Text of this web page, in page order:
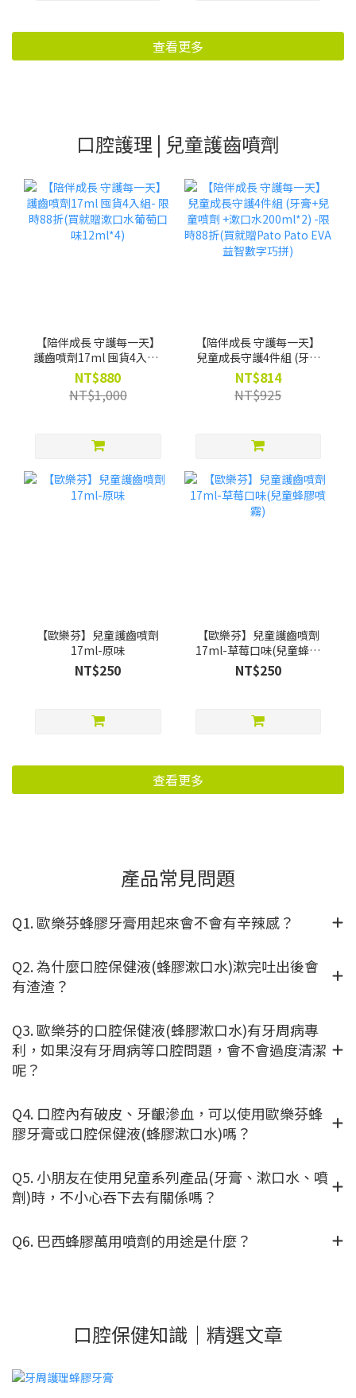
查看更多
口腔護理 | 兒童護齒噴劑
【陪伴成長 守護每一天】
護齒噴劑17ml 囤貨4入組-
限時88折(買就贈漱口水葡
萄口味12ml*4)
NT$880
NT$1,000
【陪伴成長 守護每一天】
兒童成長守護4件組 (牙膏
+兒童噴劑 +漱口水
200ml*2) -限時88折(買就
贈Pato Pato EVA益智數字
NT$814
NT$925
【歐樂芬】兒童護齒噴劑
17ml-原味
NT$250
【歐樂芬】兒童護齒噴劑
17ml-草莓口味(兒童蜂膠
噴霧)
NT$250
查看更多
產品常見問題
Q1. 歐樂芬蜂膠牙膏用起來會不會有辛辣感？
Q2. 為什麼口腔保健液(蜂膠漱口水)漱完吐出後會
有渣渣？
Q3. 歐樂芬的口腔保健液(蜂膠漱口水)有牙周病專
利，如果沒有牙周病等口腔問題，會不會過度清潔
呢？
Q4. 口腔內有破皮、牙齦滲血，可以使用歐樂芬蜂
膠牙膏或口腔保健液(蜂膠漱口水)嗎？
Q5. 小朋友在使用兒童系列產品(牙膏、漱口水、噴
劑)時，不小心吞下去有關係嗎？
Q6. 巴西蜂膠萬用噴劑的用途是什麼？
口腔保健知識｜精選文章